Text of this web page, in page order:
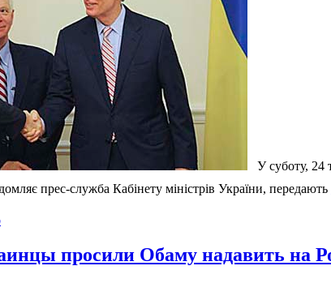
У суботу, 24
прес-служба Кабінету міністрів України, передають
просили Обаму надавить на